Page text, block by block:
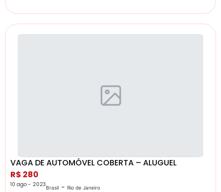
VAGA DE AUTOMÓVEL COBERTA – ALUGUEL
R$ 280
10 ago - 2023Brasil - Rio de Janeiro